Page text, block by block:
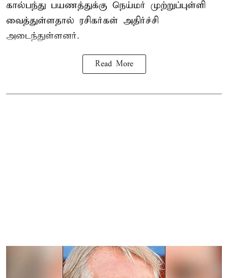
கால்பந்து பயணத்துக்கு நெய்மர் முற்றுப்புள்ளி
வைத்துள்ளதால் ரசிகர்கள் அதிர்ச்சி
அடைந்துள்ளனர்.
Read More